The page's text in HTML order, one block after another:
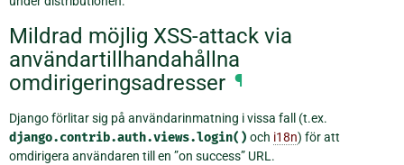
Mildrad möjlig XSS-attack via
användartillhandahållna
omdirigeringsadresser ¶
Django förlitar sig på användarinmatning i vissa fall (t.ex.
django.contrib.auth.views.login() och i18n) för att
omdirigera användaren till en ”on success” URL.